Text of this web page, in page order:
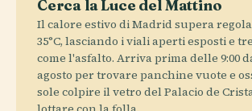
Cerca la Luce del Mattino
Il calore estivo di Madrid supera
35°C, lasciando i viali aperti esposti e
come l'asfalto. Arriva prima delle 9:00
agosto per trovare panchine vuote e
sole colpire il vetro del Palacio de